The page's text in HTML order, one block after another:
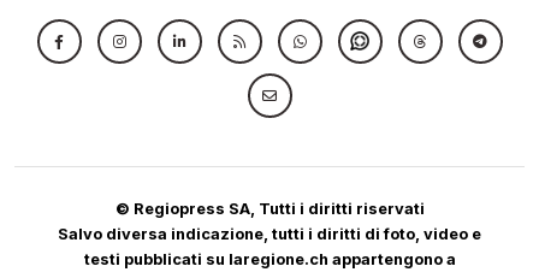
© Regiopress SA, Tutti i diritti riservati
Salvo diversa indicazione, tutti i diritti di foto, video e
testi pubblicati su laregione.ch appartengono a